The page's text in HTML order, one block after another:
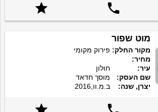


מוט שפור
מקור החלק: פירוק מקומי
מחיר:
עיר:
חולון
שם העסק:
מוסך חדאד
יצרן, שנה:
ב.מ.וו,2016